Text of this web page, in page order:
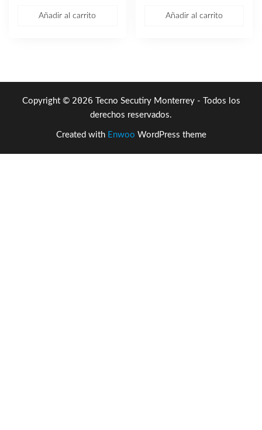
Añadir al carrito Añadir al carrito
Copyright © 2026 Tecno Secutiry Monterrey - Todos los
derechos reservados.
Created with Enwoo WordPress theme